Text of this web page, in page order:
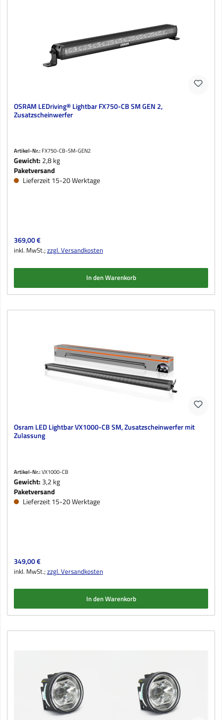
OSRAM LEDriving® Lightbar FX750-CB SM GEN 2,
Zusatzscheinwerfer
Artikel-Nr.: FX750-CB-SM-GEN2
Gewicht: 2,8 kg
Paketversand
Lieferzeit 15-20 Werktage
Regulärer Preis:
369,00 €
inkl. MwSt.;zzgl. Versandkosten
In den Warenkorb
Osram LED Lightbar VX1000-CB SM, Zusatzscheinwerfer mit
Zulassung
Artikel-Nr.:VX1000-CB
Gewicht: 3,2 kg
Paketversand
Lieferzeit 15-20 Werktage
Regulärer Preis:
349,00 €
inkl. MwSt.;zzgl. Versandkosten
In den Warenkorb